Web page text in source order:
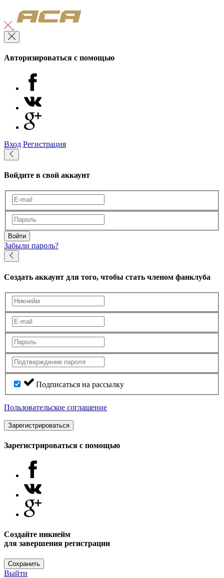
Авторизироваться с помощью
Вход Регистрация
Войдите в свой аккаунт
Войти
Забыли пароль?
Создать аккаунт для того, чтобы стать членом фанклуба
Подписаться на рассылку
Пользовательское соглашение
Зарегистрироваться
Зарегистрироваться с помощью
Создайте никнейм
для завершения регистрации
Сохранить
Выйти